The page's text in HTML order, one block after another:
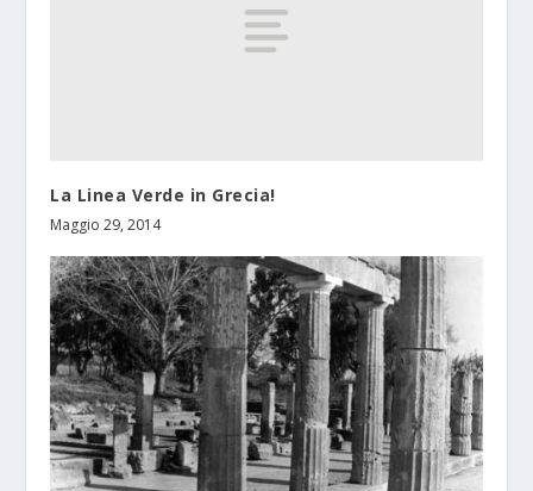
La Linea Verde in Grecia!
Maggio 29, 2014